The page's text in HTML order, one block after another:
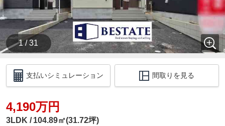
1 / 31
支払いシミュレーション 間取りを見る
4,190万円
3LDK 104.89㎡(31.72坪)